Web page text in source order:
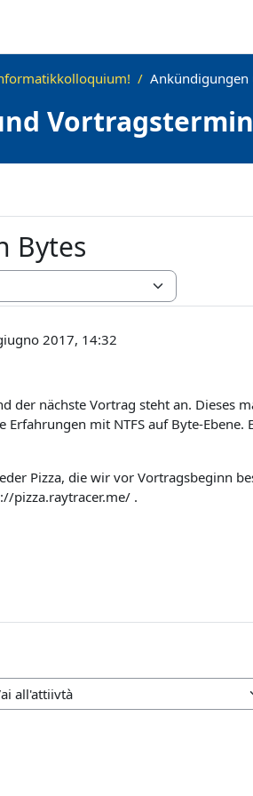
Bytes
2017, 14:32
der nächste Vortrag steht an. Dieses
Erfahrungen mit NTFS auf Byte-
Pizza, die wir vor Vortragsbeginn
pizza.raytracer.me/ .
all'attiivtà